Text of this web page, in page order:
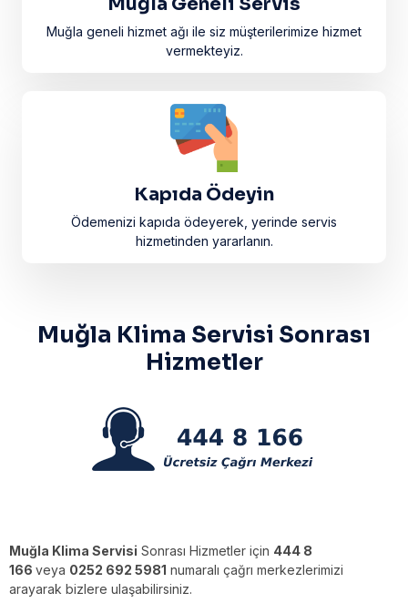
Muğla geneli hizmet ağı ile siz müşterilerimize hizmet
vermekteyiz.
Kapıda Ödeyin
Ödemenizi kapıda ödeyerek, yerinde servis
hizmetinden yararlanın.
Muğla Klima Servisi Sonrası
Hizmetler
Muğla Klima Servisi Sonrası Hizmetler için 444 8
166 veya 0252 692 5981 numaralı çağrı merkezlerimizi
arayarak bizlere ulaşabilirsiniz.